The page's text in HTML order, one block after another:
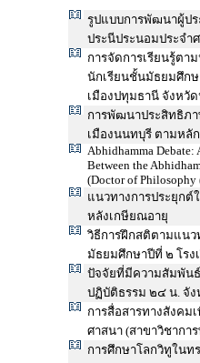
รูปแบบการพัฒนาผู้ป
ประนีประนอมประจำ
การจัดการเรียนรู้ตา
นักเรียนชั้นมัธยมศึกษ
เมืองปทุมธานี จังหวั
การพัฒนาประสิทธิภ
เมืองนนทบุรี ตามหลั
Abhidhamma Debate:
Between the
(Doctor of Philosophy
แนวทางการประยุก
หลังเกษียณอายุ
วิธีการฝึกสติตามแนว
มัธยมศึกษาปีที่ ๒ โรง
ปัจจัยที่มีความสัมพัน
ปฏิบัติธรรม ๒๔ น. จัง
การสื่อสารทางสังคม
ศาสนา (สาขาวิชากา
การศึกษาโลกวิทูในท